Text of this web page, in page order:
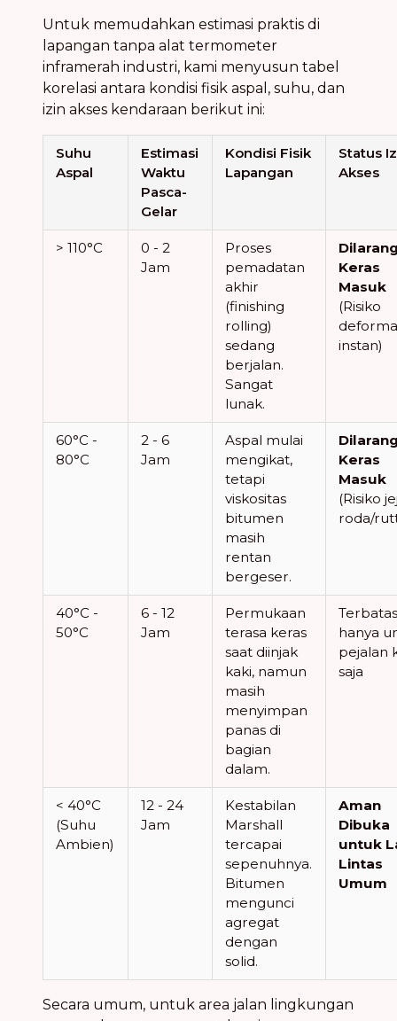
Untuk memudahkan estimasi praktis di
lapangan tanpa alat termometer
inframerah industri, kami menyusun tabel
korelasi antara kondisi fisik aspal, suhu, dan
izin akses kendaraan berikut ini:
Suhu
Aspal
Estimasi
Waktu
Pasca-
Gelar
Kondisi Fisik
Lapangan
Status
Akses
> 110°C
0 - 2
Jam
Proses
pemadatan
akhir
(finishing
rolling)
sedang
berjalan.
Sangat
lunak.
Keras
Masuk
(Risiko
instan)
60°C -
80°C
2 - 6
Jam
Aspal mulai
mengikat,
tetapi
viskositas
bitumen
masih
rentan
bergeser.
Keras
Masuk
(Risiko
roda/
40°C -
50°C
6 - 12
Jam
Permukaan
terasa keras
saat diinjak
kaki, namun
masih
menyimpan
panas di
bagian
dalam.
hanya
pejalan
saja
< 40°C
(Suhu
Ambien)
12 - 24
Jam
Kestabilan
Marshall
tercapai
sepenuhnya.
Bitumen
mengunci
agregat
dengan
solid.
Aman
Dibuka
untuk
Lintas
Umum
Secara umum, untuk area jalan lingkungan